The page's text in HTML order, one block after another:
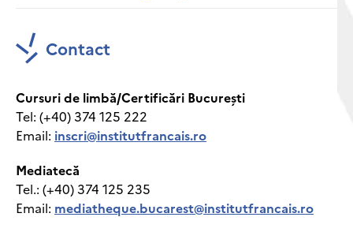
Contact
Cursuri de limbă/Certificări București
Tel: (+40) 374 125 222
Email: inscri@institutfrancais.ro
Mediatecă
Tel.: (+40) 374 125 235
Email: mediatheque.bucarest@institutfrancais.ro